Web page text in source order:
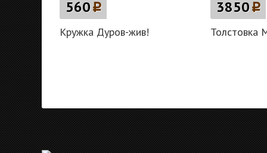
560p
Кружка Дуров-жив!
3850p
Толстовка